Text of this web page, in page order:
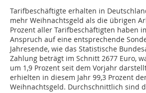
Tarifbeschäftigte erhalten in
mehr Weihnachtsgeld als die übrigen
Prozent aller Tarifbeschäftigten haben
Anspruch auf eine entsprechende
Jahresende, wie das Statistische
Zahlung beträgt im Schnitt 2677 Euro,
um 1,9 Prozent seit dem Vorjahr
erhielten in diesem Jahr 99,3 Prozent
Weihnachtsgeld. Durchschnittlich sind